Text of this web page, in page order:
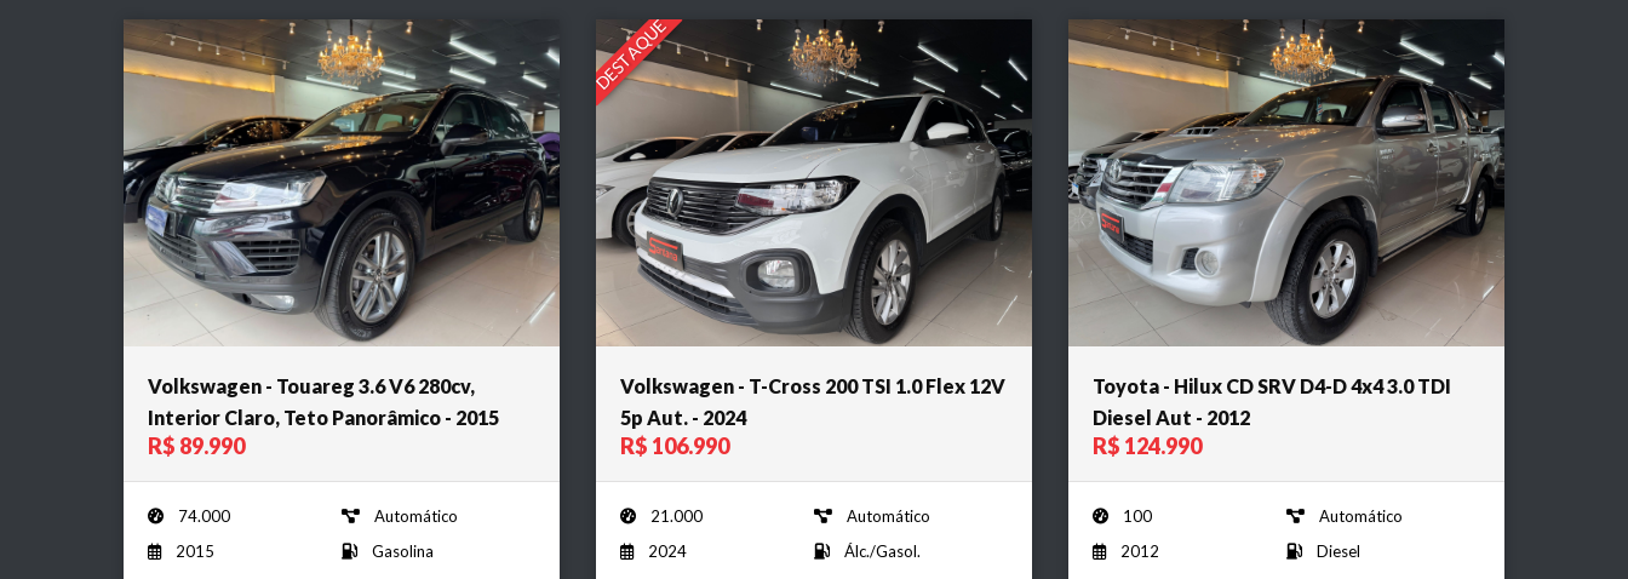
Volkswagen - Touareg 3.6 V6 280cv,
Interior Claro, Teto Panorâmico - 2015
R$ 89.990
74.000
Automático
2015
Gasolina
DESTAQUE
Volkswagen - T-Cross 200 TSI 1.0 Flex 12V
5p Aut. - 2024
R$ 106.990
21.000
Automático
2024
Álc./Gasol.
Toyota - Hilux CD SRV D4-D 4x4 3.0 TDI
Diesel Aut - 2012
R$ 124.990
100
Automático
2012
Diesel